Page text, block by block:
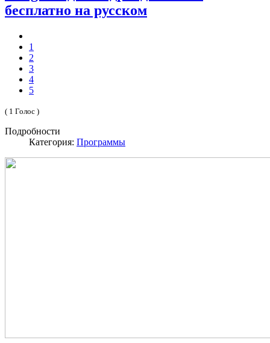
бесплатно на русском
1
2
3
4
5
( 1 Голос )
Подробности
Категория: Программы